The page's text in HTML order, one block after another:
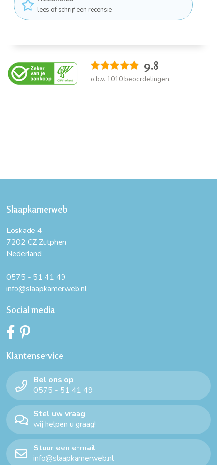
lees of schrijf een recensie
9.8
o.b.v. 1010 beoordelingen.
Slaapkamerweb
Loskade 4
7202 CZ Zutphen
Nederland
0575 - 51 41 49
info@slaapkamerweb.nl
Social media
Klantenservice
Bel ons op
0575 - 51 41 49
Stel uw vraag
wij helpen u graag!
Stuur een e-mail
info@slaapkamerweb.nl